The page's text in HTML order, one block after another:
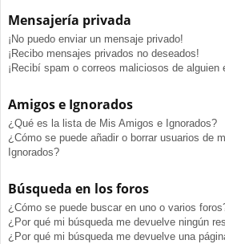
Mensajería privada
¡No puedo enviar un mensaje privado!
¡Recibo mensajes privados no deseados!
¡Recibí spam o correos maliciosos de alguien
Amigos e Ignorados
¿Qué es la lista de Mis Amigos e Ignorados?
¿Cómo se puede añadir o borrar usuarios de
Ignorados?
Búsqueda en los foros
¿Cómo se puede buscar en uno o varios
¿Por qué mi búsqueda me devuelve ningún
¿Por qué mi búsqueda me devuelve una